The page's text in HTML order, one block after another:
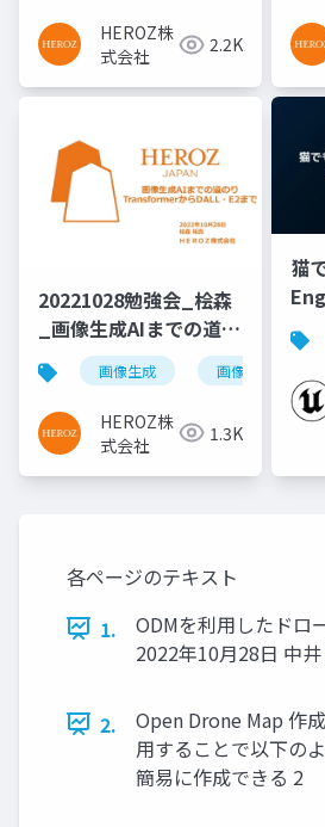
HEROZ株
式会社
2.2K
20221028勉強会_桧森
_画像生成AIまでの道の
り
画像生成 画像チーム
HEROZ株
式会社
1.3K
猫
心
各ページのテキスト
1.
ODMを利用したドロ
2022年10月28日 中
2.
Open Drone Map 作
用することで以下の
簡易に作成できる 2